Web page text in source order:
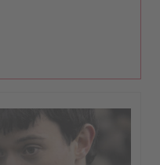
de hand van
aan Juan ten